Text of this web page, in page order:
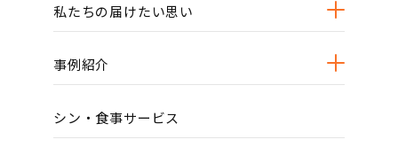
私たちの届けたい思い
事例紹介
シン・食事サービス